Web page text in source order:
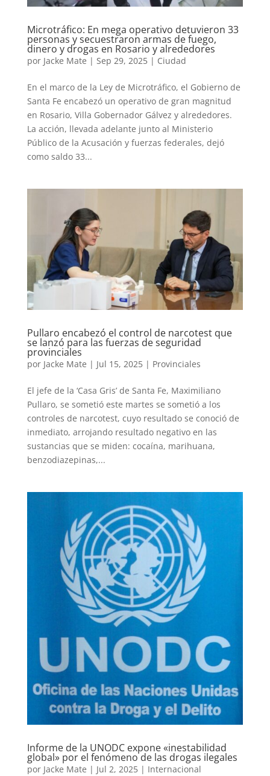
Microtráfico: En mega operativo detuvieron 33
personas y secuestraron armas de fuego,
dinero y drogas en Rosario y alrededores
por Jacke Mate | Sep 29, 2025| Ciudad
En el marco de la Ley de Microtráfico, el Gobierno de
Santa Fe encabezó un operativo de gran magnitud
en Rosario, Villa Gobernador Gálvez y alrededores.
La acción, llevada adelante junto al Ministerio
Público de la Acusación y fuerzas federales, dejó
como saldo 33...
Pullaro encabezó el control de narcotest que
se lanzó para las fuerzas de seguridad
provinciales
por Jacke Mate | Jul 15, 2025| Provinciales
El jefe de la ‘Casa Gris’ de Santa Fe, Maximiliano
Pullaro, se sometió este martes se sometió a los
controles de narcotest, cuyo resultado se conoció de
inmediato, arrojando resultado negativo en las
sustancias que se miden: cocaína, marihuana,
benzodiazepinas,...
Informe de la UNODC expone «inestabilidad
global» por el fenómeno de las drogas ilegales
por Jacke Mate | Jul 2, 2025| Internacional